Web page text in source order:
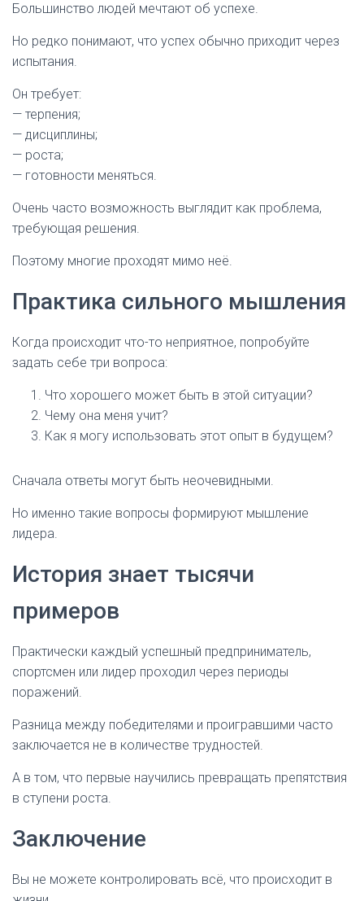
Большинство людей мечтают об успехе.
Но редко понимают, что успех обычно приходит через
испытания.
Он требует:
— терпения;
— дисциплины;
— роста;
— готовности меняться.
Очень часто возможность выглядит как проблема,
требующая решения.
Поэтому многие проходят мимо неё.
Практика сильного мышления
Когда происходит что-то неприятное, попробуйте
задать себе три вопроса:
Что хорошего может быть в этой ситуации?
Чему она меня учит?
Как я могу использовать этот опыт в будущем?
Сначала ответы могут быть неочевидными.
Но именно такие вопросы формируют мышление
лидера.
История знает тысячи
примеров
Практически каждый успешный предприниматель,
спортсмен или лидер проходил через периоды
поражений.
Разница между победителями и проигравшими часто
заключается не в количестве трудностей.
А в том, что первые научились превращать препятствия
в ступени роста.
Заключение
Вы не можете контролировать всё, что происходит в